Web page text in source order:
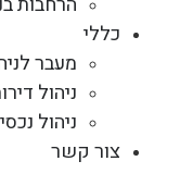
כללי
מעבר
ניהול
ניהול
צור קשר